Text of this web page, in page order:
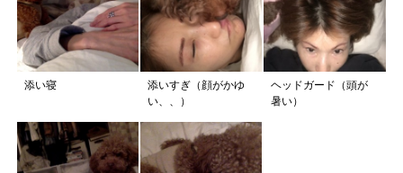
添い寝
添いすぎ（顔がかゆ
い、、）
ヘッドガード（頭が
暑い）